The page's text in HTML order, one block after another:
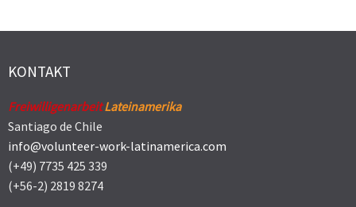
KONTAKT
FreiwilligenarbeitLateinamerika
Santiago de Chile
info@volunteer-work-latinamerica.com
(+49) 7735 425 339
(+56-2) 2819 8274